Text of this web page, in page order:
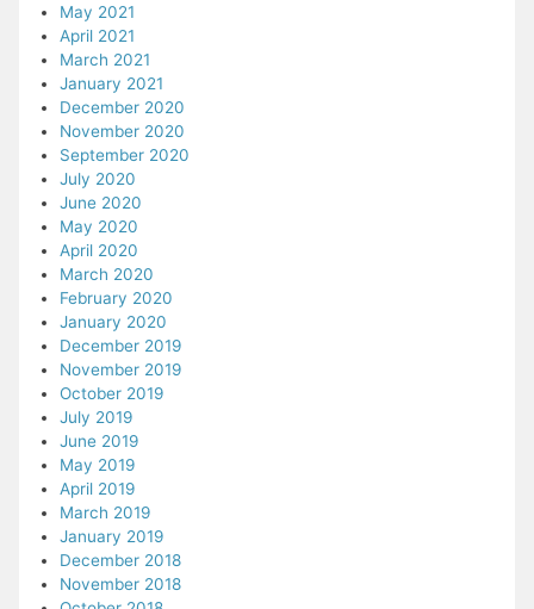
May 2021
April 2021
March 2021
January 2021
December 2020
November 2020
September 2020
July 2020
June 2020
May 2020
April 2020
March 2020
February 2020
January 2020
December 2019
November 2019
October 2019
July 2019
June 2019
May 2019
April 2019
March 2019
January 2019
December 2018
November 2018